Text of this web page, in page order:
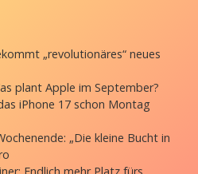
„revolutionäres“ neues
plant Apple im September?
iPhone 17 schon Montag
„Die kleine Bucht in
Endlich mehr Platz fürs